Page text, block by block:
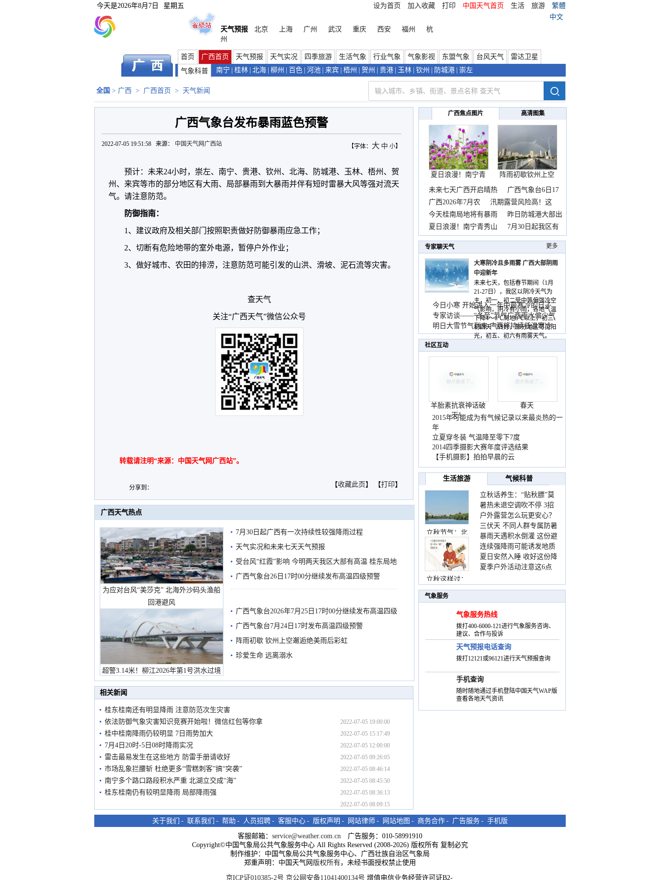
今天是2026年8月7日 星期五 设为首页 加入收藏 打印 中国天气首页 生活 旅游
繁體
中文
天气预报
北京 上海 广州 武汉 重庆 西安 福州
杭
州
首页 广西首页 天气预报 天气实况 四季旅游 生活气象 行业气象 气象影视 东盟气象 台风天气
雷达卫星
气象科普
南宁 桂林 北海 柳州 百色 河池 来宾 梧州 贺州 贵港 玉林 钦州 防城港 崇左
全国 > 广西 > 广西首页 > 天气新闻
广西气象台发布暴雨蓝色预警
【字体： 大 中 小】
2022-07-05 19:51:58 来源： 中国天气网广西站
预计：未来24小时，崇左、南宁、贵港、钦州、北海、防城港、玉林、梧州、贺
州、来宾等市的部分地区有大雨、局部暴雨到大暴雨并伴有短时雷暴大风等强对流天
气。请注意防范。
防御指南：
1、建议政府及相关部门按照职责做好防御暴雨应急工作；
2、切断有危险地带的室外电源，暂停户外作业；
3、做好城市、农田的排涝，注意防范可能引发的山洪、滑坡、泥石流等灾害。
查天气
关注“广西天气”微信公众号
转载请注明“来源：中国天气网广西站”。
分享到： 【收藏此页 】 【打印】
广西天气热点
为应对台风“美莎克” 北海外沙码头渔船
回港避风
超警3.14米！柳江2026年第1号洪水过境
市民在堤岸见证汛况
7月30日起广西有一次持续性较强降雨过程
天气实况和未来七天天气预报
受台风“红霞”影响 今明两天我区大部有高温 桂东局地
有较强降雨
广西气象台26日17时00分继续发布高温四级预警
广西气象台2026年7月25日17时00分继续发布高温四级
预警
广西气象台7月24日17时发布高温四级预警
阵雨初歇 钦州上空邂逅绝美雨后彩虹
珍爱生命 远离溺水
相关新闻
桂东桂南还有明显降雨 注意防范次生灾害
2022-07-05 19:00:00
依法防御气象灾害知识竞赛开始啦！微信红包等你拿
2022-07-05 15:17:49
桂中桂南降雨仍较明显 7日雨势加大
2022-07-05 12:00:00
7月4日20时-5日08时降雨实况
2022-07-05 09:26:05
雷击最易发生在这些地方 防雷手册请收好
2022-07-05 08:46:14
市场乱象拦腰斩 杜绝更多“雪糕刺客”搞“突袭”
2022-07-05 08:45:50
南宁多个路口路段积水严重 北湖立交成“海”
2022-07-05 08:36:13
桂东桂南仍有较明显降雨 局部降雨强
2022-07-05 08:09:15
广西焦点图片 高清图集
夏日浪漫！南宁青
秀山
阵雨初歇钦州上空
邂逅
未来七天广西开启晴热
广西气象台6日17
时
广西2026年7月农
汛期露营风险高！这
份
今天桂南局地将有暴雨
昨日防城港大部出
现暴
夏日浪漫！南宁青秀山
7月30日起我区有
持
专家聊天气 更多
大寒阴冷且多雨雾 广西大部阴雨
中迎新年
未来七天，包括春节期间（1月
21-27日），我区以阴冷天气为
主，初一、初二受中等偏强冷空
气影响，阴冷有小雨，各地气温
下降4～6℃局地8℃以上，初三、
初四天气转好，部分地区可见阳
光，初五、初六有雨雾天气。
今日小寒 开始进入一年中最寒冷的日子
专家访谈——“冬至”节气广西雨水偏少气
温低
明日大雪节气到来 广西将持续低温寒冷
天气
社区互动
羊胎素抗衰神话破
灭！
春天
2015年可能成为有气候记录以来最炎热的一
年
立夏穿冬装 气温降至零下7度
2014四季摄影大赛年度评选结果
【手机摄影】拍拍早晨的云
生活旅游 气候科普
立秋节气：北
立秋这样过：
立秋话养生：“贴秋膘”莫
着急 先清暑再防燥
暑热未退空调吹不停 3招
护住肩颈不酸痛
户外露营怎么玩更安心？
这份攻略请收好
三伏天 不同人群专属防暑
要点请收好
暴雨天遇积水倒灌 这份避
险提示请收好
连续强降雨可能诱发地质
灾害 这些前兆要知道
夏日安然入睡 收好这份降
温小贴士
夏季户外活动注意这6点
气象服务
气象服务热线
拨打400-6000-121进行气象服务咨询、
建议、合作与投诉
天气预报电话查询
拨打12121或96121进行天气预报查询
手机查询
随时随地通过手机登陆中国天气WAP版
查看各地天气资讯
关于我们 - 联系我们 - 帮助 - 人员招聘 - 客服中心 - 版权声明 - 网站律师 - 网站地图 - 商务合作 - 广告服务 - 手机版
客服邮箱： service@weather.com.cn 广告服务：010-58991910
Copyright©中国气象局公共气象服务中心 All Rights Reserved (2008-2026) 版权所有 复制必究
制作维护：中国气象局公共气象服务中心、广西壮族自治区气象局
郑重声明：中国天气网 版权所有，未经书面授权禁止使用
京ICP证010385-2号 京公网安备11041400134号 增值电信业务经营许可证B2-